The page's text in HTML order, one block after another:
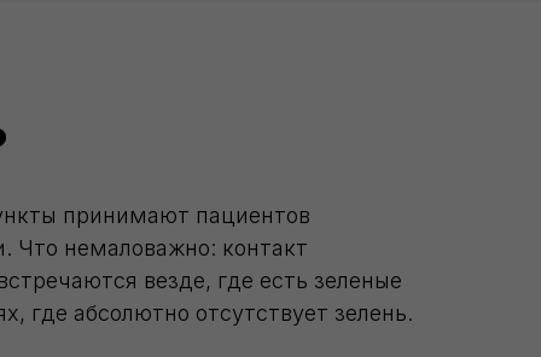
принимают пациентов
Что немаловажно: контакт
везде, где есть зеленые
где абсолютно отсутствует зелень.